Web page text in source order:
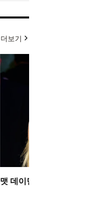
더보기
맷 데이먼 딸, 인형 미모